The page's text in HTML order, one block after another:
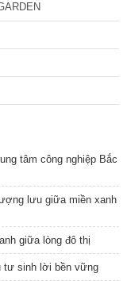
tâm công nghiệp Bắc
lưu giữa miền xanh
giữa lòng đô thị
tư sinh lời bền vững